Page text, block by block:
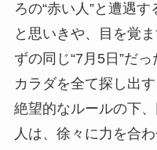
ろの“赤い人”と遭遇
と思いきや、目を覚
ずの同じ“7月5日”だ
カラダを全て探し出
絶望的なルールの下
人は、徐々に力を合